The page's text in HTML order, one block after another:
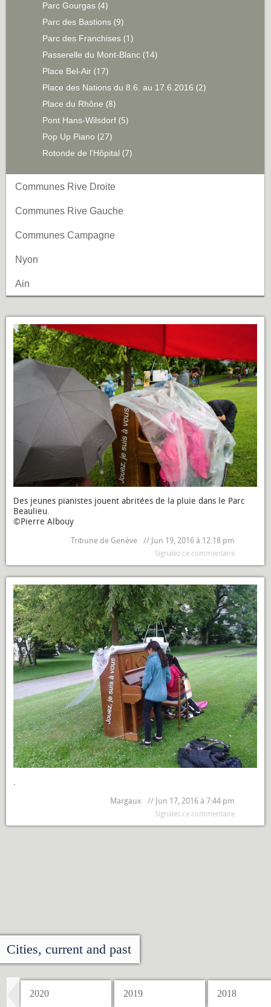
Parc Gourgas(4)
Parc des Bastions(9)
Parc des Franchises(1)
Passerelle du Mont-Blanc(14)
Place Bel-Air(17)
Place des Nations du 8.6. au 17.6.2016(2)
Place du Rhône(8)
Pont Hans-Wilsdorf(5)
Pop Up Piano(27)
Rotonde de l’Hôpital(7)
Communes Rive Droite
Communes Rive Gauche
Communes Campagne
Nyon
Ain
Des jeunes pianistes jouent abritées de la pluie dans le Parc
Beaulieu.
©Pierre Albouy
Tribune de Genève // Jun 19, 2016 à 12:18 pm
Signalez ce commentaire
.
Margaux // Jun 17, 2016 à 7:44 pm
Signalez ce commentaire
Cities, current and past
2020 2019 2018